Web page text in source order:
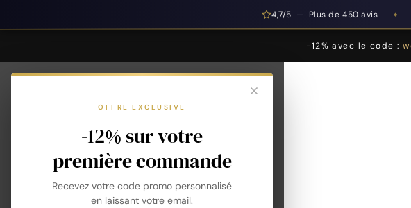
4,7/5 — Plus de 450 avis ◆
-12% avec le code :
OFFRE EXCLUSIVE
-12% sur votre
première commande
Recevez votre code promo personnalisé
en laissant votre email.